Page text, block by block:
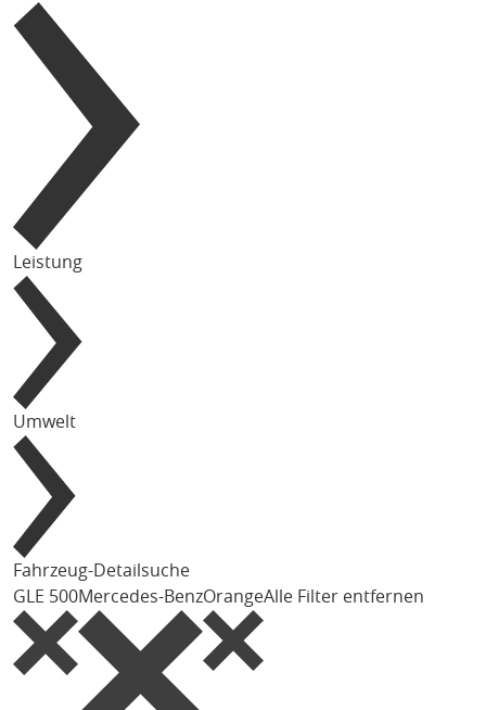
Leistung
Umwelt
Fahrzeug-Detailsuche
GLE 500Mercedes-BenzOrangeAlle Filter entfernen